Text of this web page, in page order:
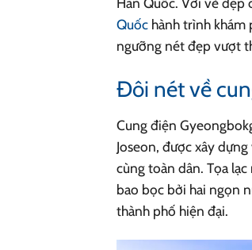
Quốc hành trình khám
ngưỡng nét đẹp vượt
Đôi nét về
Cung điện
Joseon, được xây
cùng toàn dân. Tọa
bao bọc bởi hai ngọn
thành phố hiện đại.